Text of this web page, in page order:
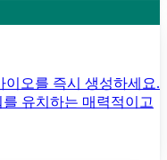
이오를 즉시 생성하세요.
유치하는 매력적이고